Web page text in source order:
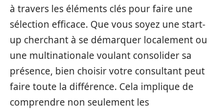
à travers les éléments clés pour faire une
sélection efficace. Que vous soyez une start-
up cherchant à se démarquer localement ou
une multinationale voulant consolider sa
présence, bien choisir votre consultant peut
faire toute la différence. Cela implique de
comprendre non seulement les